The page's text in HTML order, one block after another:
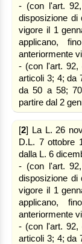
- (con l'art.
disposizione di
vigore il 1
applicano,
anteriormente
- (con l'art. 92,
articoli 3; 4; da
da 50 a 58;
partire dal 2
[2] La L. 26
D.L. 7 ottobre
dalla L. 6
- (con l'art.
disposizione di
vigore il 1
applicano,
anteriormente
- (con l'art. 92,
articoli 3; 4; da